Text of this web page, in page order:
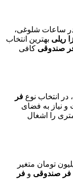
ساعات شلوغی،
ریلی بهترین انتخاب
صندوقی کافی
در انتخاب نوع فر
نیاز به فضای
را اشغال
تومان متغیر
فر صندوقی و فر